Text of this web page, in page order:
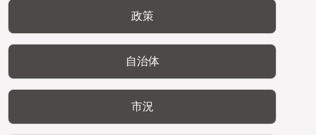
政策
自治体
市況